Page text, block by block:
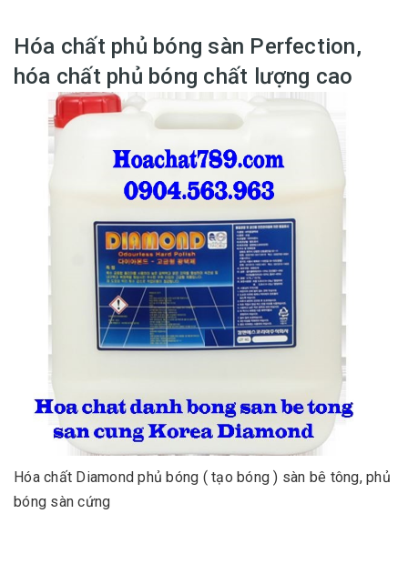
Hóa chất phủ bóng sàn Perfection,
hóa chất phủ bóng chất lượng cao
Hóa chất Diamond phủ bóng ( tạo bóng ) sàn bê tông, phủ
bóng sàn cứng